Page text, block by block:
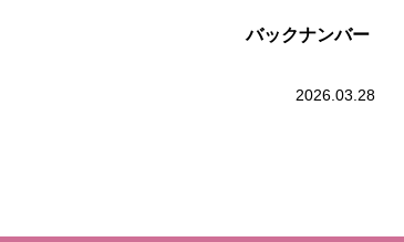
バックナンバー
2026.03.28